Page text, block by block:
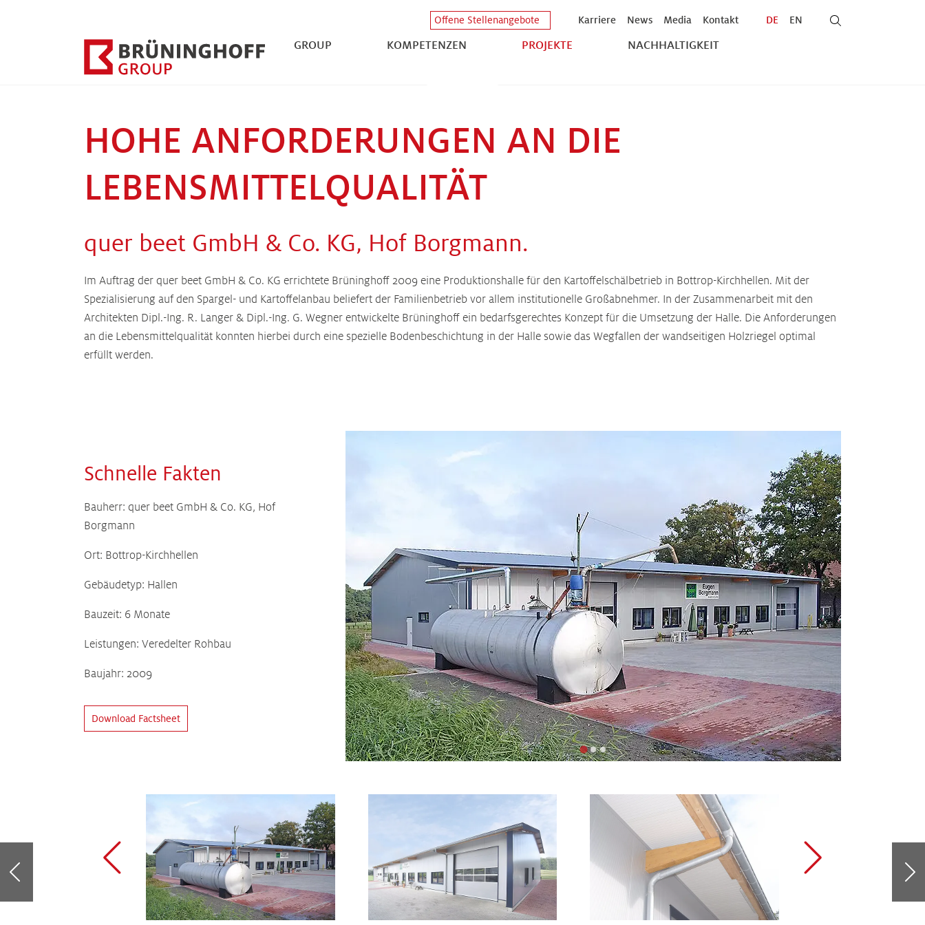
Offene Stellenangebote Karriere News Media Kontakt DE EN
GROUP KOMPETENZEN PROJEKTE NACHHALTIGKEIT
HOHE ANFORDERUNGEN AN DIE
LEBENSMITTELQUALITÄT
quer beet GmbH & Co. KG, Hof Borgmann.
Im Auftrag der quer beet GmbH & Co. KG errichtete Brüninghoff 2009 eine Produktionshalle für den Kartoffelschälbetrieb in Bottrop-Kirchhellen. Mit der
Spezialisierung auf den Spargel- und Kartoffelanbau beliefert der Familienbetrieb vor allem institutionelle Großabnehmer. In der Zusammenarbeit mit den
Architekten Dipl.-Ing. R. Langer & Dipl.-Ing. G. Wegner entwickelte Brüninghoff ein bedarfsgerechtes Konzept für die Umsetzung der Halle. Die Anforderungen
an die Lebensmittelqualität konnten hierbei durch eine spezielle Bodenbeschichtung in der Halle sowie das Wegfallen der wandseitigen Holzriegel optimal
erfüllt werden.
Schnelle Fakten
Bauherr: quer beet GmbH & Co. KG, Hof
Borgmann
Ort: Bottrop-Kirchhellen
Gebäudetyp: Hallen
Bauzeit: 6 Monate
Leistungen: Veredelter Rohbau
Baujahr: 2009
Download Factsheet